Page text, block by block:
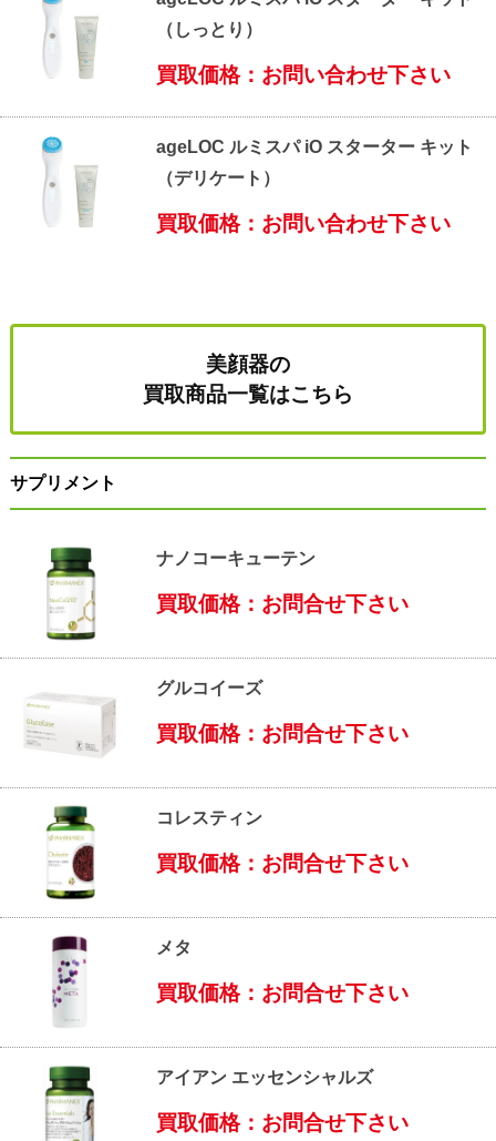
（しっとり）
買取価格：お問い合わせ下さい
ageLOC ルミスパ iO スターター キット
（デリケート）
買取価格：お問い合わせ下さい
美顔器の
買取商品一覧はこちら
サプリメント
ナノコーキューテン
買取価格：お問合せ下さい
グルコイーズ
買取価格：お問合せ下さい
コレスティン
買取価格：お問合せ下さい
メタ
買取価格：お問合せ下さい
アイアン エッセンシャルズ
買取価格：お問合せ下さい